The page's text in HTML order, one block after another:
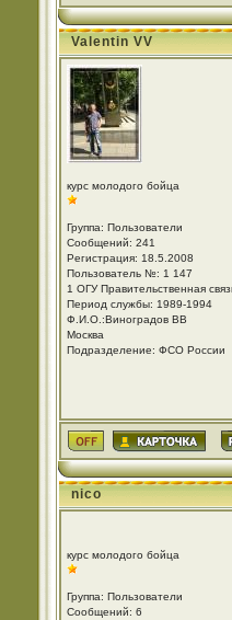
Valentin VV
курс молодого бойца
Группа: Пользователи
Сообщений: 241
Регистрация: 18.5.2008
Пользователь №: 1 147
1 ОГУ Правительственная
Период службы: 1989-1994
Ф.И.О.:Виноградов ВВ
Москва
Подразделение: ФСО России
nico
курс молодого бойца
Группа: Пользователи
Сообщений: 6